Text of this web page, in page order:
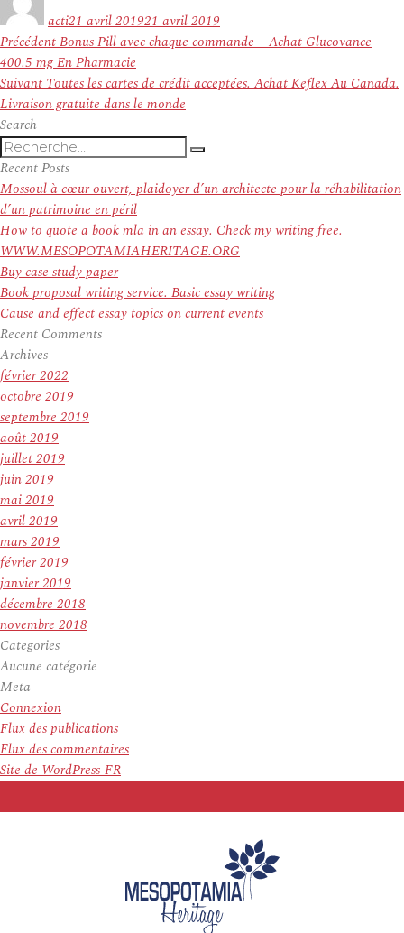
actile
21 avril 201921 avril 2019
Navigation
de
l’article
PrécédentArticle
précédent :
Bonus Pill avec chaque commande – Achat Glucovance
400.5 mg En Pharmacie
Suivant Article
suivant :
Toutes les cartes de crédit acceptées. Achat Keflex Au Canada.
Livraison gratuite dans le monde
Search
Recherche
pour
:
Recherche
Recent Posts
Mossoul à cœur ouvert, plaidoyer d’un architecte pour la réhabilitation
d’un patrimoine en péril
How to quote a book mla in an essay. Check my writing free.
WWW.MESOPOTAMIAHERITAGE.ORG
Buy case study paper
Book proposal writing service. Basic essay writing
Cause and effect essay topics on current events
Recent Comments
Archives
février 2022
octobre 2019
septembre 2019
août 2019
juillet 2019
juin 2019
mai 2019
avril 2019
mars 2019
février 2019
janvier 2019
décembre 2018
novembre 2018
Categories
Aucune catégorie
Meta
Connexion
Flux des publications
Flux des commentaires
Site de WordPress-FR